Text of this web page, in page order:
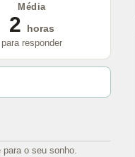
Média
2
horas
para responder
o seu sonho.